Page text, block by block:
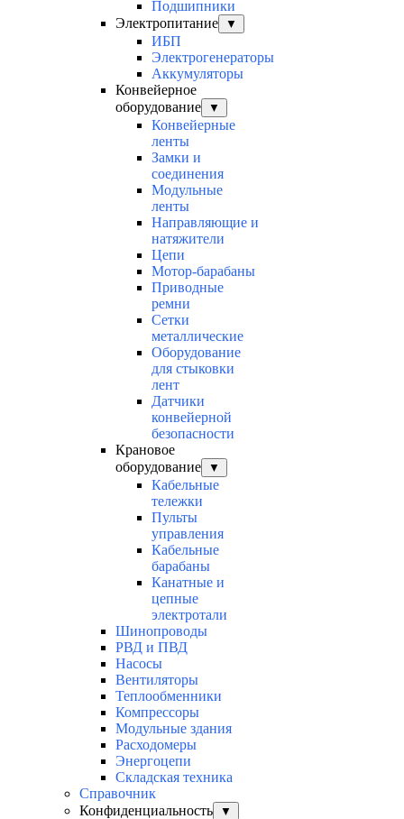
Подшипники
Электропитание
▼
ИБП
Электрогенераторы
Аккумуляторы
Конвейерное
оборудование
▼
Конвейерные
ленты
Замки и
соединения
Модульные
ленты
Направляющие и
натяжители
Цепи
Мотор-барабаны
Приводные
ремни
Сетки
металлические
Оборудование
для стыковки
лент
Датчики
конвейерной
безопасности
Крановое
оборудование
▼
Кабельные
тележки
Пульты
управления
Кабельные
барабаны
Канатные и
цепные
электротали
Шинопроводы
РВД и ПВД
Насосы
Вентиляторы
Теплообменники
Компрессоры
Модульные здания
Расходомеры
Энергоцепи
Складская техника
Справочник
Конфиденциальность
▼